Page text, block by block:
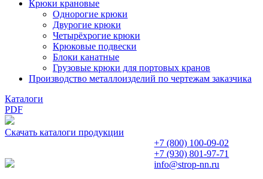
Крюки крановые
Однорогие крюки
Двурогие крюки
Четырёхрогие крюки
Крюковые подвески
Блоки канатные
Грузовые крюки для портовых кранов
Производство металлоизделий по чертежам заказчика
Каталоги
PDF
Скачать каталоги продукции
+7 (800) 100-09-02
+7 (930)801-97-71
info@strop-nn.ru